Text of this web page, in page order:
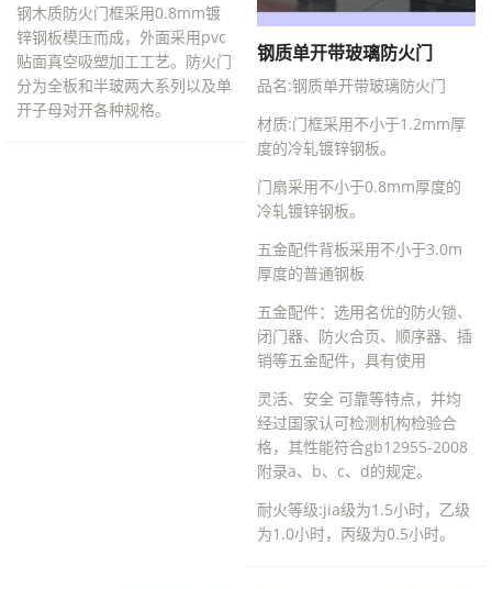
钢木质防火门框采用0.8mm镀
锌钢板模压而成，外面采用pvc
贴面真空吸塑加工工艺。防火门
分为全板和半玻两大系列以及单
开子母对开各种规格。
钢质单开带玻璃防火门
品名:钢质单开带玻璃防火门
材质:门框采用不小于1.2mm厚
度的冷轧镀锌钢板。
门扇采用不小于0.8mm厚度的
冷轧镀锌钢板。
五金配件背板采用不小于3.0m
厚度的普通钢板
五金配件：选用名优的防火锁、
闭门器、防火合页、顺序器、插
销等五金配件，具有使用
灵活、安全 可靠等特点，并均
经过国家认可检测机构检验合
格，其性能符合gb12955-2008
附录a、b、c、d的规定。
耐火等级:jia级为1.5小时，乙级
为1.0小时，丙级为0.5小时。